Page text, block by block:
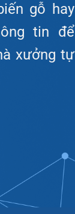
gỗ hay
tin để
xưởng tự